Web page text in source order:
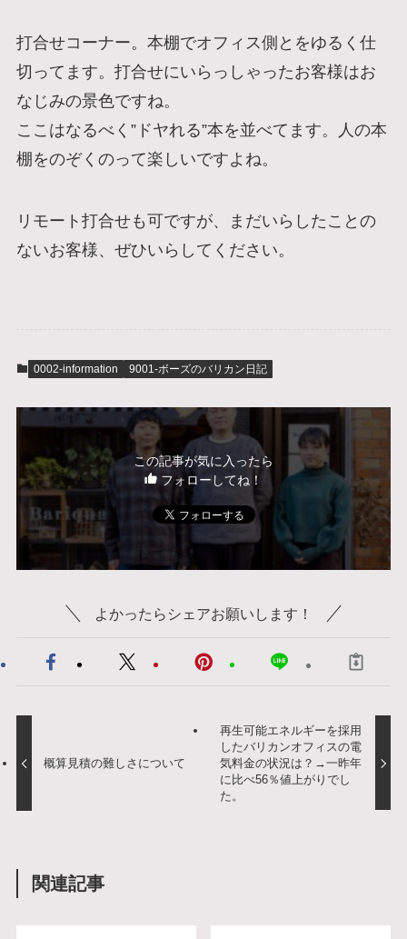
打合せコーナー。本棚でオフィス側とをゆるく仕
切ってます。打合せにいらっしゃったお客様はお
なじみの景色ですね。
ここはなるべく”ドヤれる”本を並べてます。人の本
棚をのぞくのって楽しいですよね。
リモート打合せも可ですが、まだいらしたことの
ないお客様、ぜひいらしてください。
0002-information 9001-ボーズのバリカン日記
この記事が気に入ったら
フォローしてね！
よかったらシェアお願いします！
概算見積の難しさについて
再生可能エネルギーを採用
したバリカンオフィスの電
気料金の状況は？→一昨年
に比べ56％値上がりでし
た。
関連記事